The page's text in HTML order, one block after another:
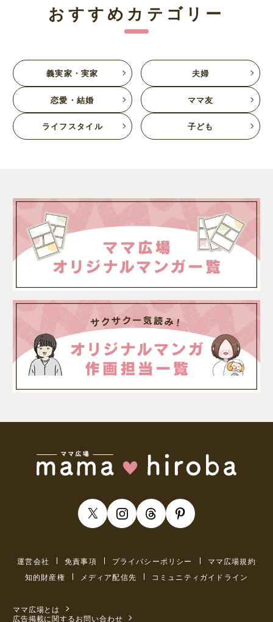
おすすめカテゴリー
義実家・実家 夫婦
恋愛・結婚 ママ友
ライフスタイル 子ども
運営会社 免責事項 プライバシーポリシー
ママ広場規約
知的財産権
メディア配信先 コミュニティガイドライン
ママ広場とは
広告掲載に関するお問い合わせ